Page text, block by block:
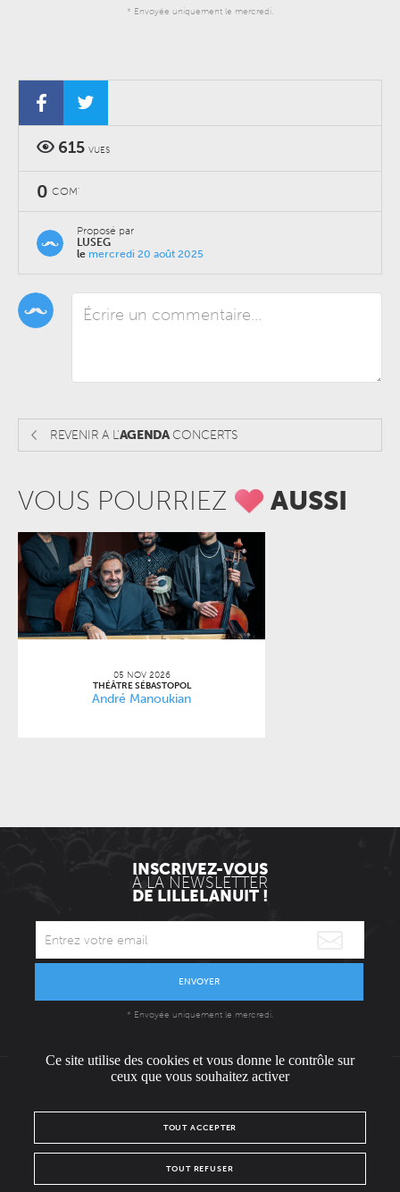
* Envoyée uniquement le mercredi.
615 VUES
0 COM'
Proposé par
LUSEG
le mercredi 20 août 2025
REVENIR A L'AGENDACONCERTS
VOUS POURRIEZ AUSSI
05 NOV 2026
THÉÂTRE SÉBASTOPOL
André Manoukian
INSCRIVEZ-VOUS
À LA NEWSLETTER
DE LILLELANUIT !
ENVOYER
* Envoyée uniquement le mercredi.
L'ÉQUIPE
POLITIQUE DE CONFIDENTIALITÉ
Ce site utilise des cookies et vous donne le contrôle sur
ceux que vous souhaitez activer
TOUT ACCEPTER
TOUT REFUSER